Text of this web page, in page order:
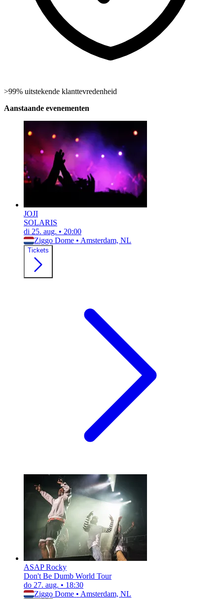
>99% uitstekende klanttevredenheid
Aanstaande evenementen
JOJI
SOLARIS
di 25. aug. • 20:00
Ziggo Dome • Amsterdam, NL
Tickets
ASAP Rocky
Don't Be Dumb World Tour
do 27. aug. • 18:30
Ziggo Dome • Amsterdam, NL